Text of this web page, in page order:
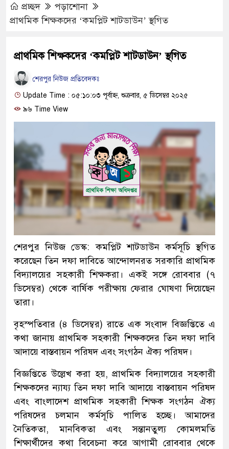
প্রচ্ছদ
পড়াশোনা
প্রাথমিক শিক্ষকদের ‘কমপ্লিট শাটডাউন’ স্থগিত
প্রাথমিক শিক্ষকদের ‘কমপ্লিট শাটডাউন’ স্থগিত
শেরপুর নিউজ প্রতিবেদকঃ
Update Time : ০৫:১০:০৩ পূর্বাহ্ন, শুক্রবার, ৫ ডিসেম্বর ২০২৫
৯৬ Time View
শেরপুর নিউজ ডেস্ক: কমপ্লিট শাটডাউন কর্মসূচি স্থগিত
করেছেন তিন দফা দাবিতে আন্দোলনরত সরকারি প্রাথমিক
বিদ্যালয়ের সহকারী শিক্ষকরা। একই সঙ্গে রোববার (৭
ডিসেম্বর) থেকে বার্ষিক পরীক্ষায় ফেরার ঘোষণা দিয়েছেন
তারা।
বৃহস্পতিবার (৪ ডিসেম্বর) রাতে এক সংবাদ বিজ্ঞপ্তিতে এ
কথা জানায় প্রাথমিক সহকারী শিক্ষকদের তিন দফা দাবি
আদায়ে বাস্তবায়ন পরিষদ এবং সংগঠন ঐক্য পরিষদ।
বিজ্ঞপ্তিতে উল্লেখ করা হয়, প্রাথমিক বিদ্যালয়ের সহকারী
শিক্ষকদের ন্যায্য তিন দফা দাবি আদায়ে বাস্তবায়ন পরিষদ
এবং বাংলাদেশ প্রাথমিক সহকারী শিক্ষক সংগঠন ঐক্য
পরিষদের চলমান কর্মসূচি পালিত হচ্ছে। আমাদের
নৈতিকতা, মানবিকতা এবং সন্তানতুল্য কোমলমতি
শিক্ষার্থীদের কথা বিবেচনা করে আগামী রোববার থেকে